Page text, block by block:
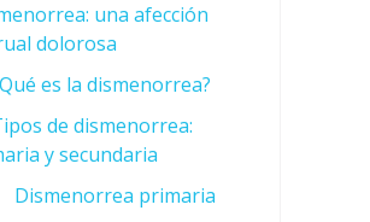
una afección
dolorosa
es la dismenorrea?
de dismenorrea:
y secundaria
Dismenorrea primaria